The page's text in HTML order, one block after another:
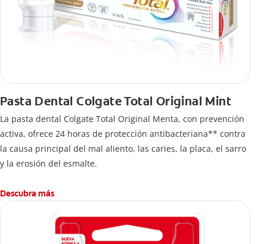
Pasta Dental Colgate Total Original Mint
La pasta dental Colgate Total Original Menta, con prevención
activa, ofrece 24 horas de protección antibacteriana** contra
la causa principal del mal aliento, las caries, la placa, el sarro
y la erosión del esmalte.
Descubra más